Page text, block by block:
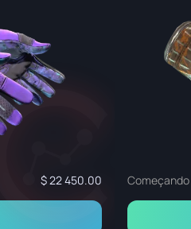
22 450.00